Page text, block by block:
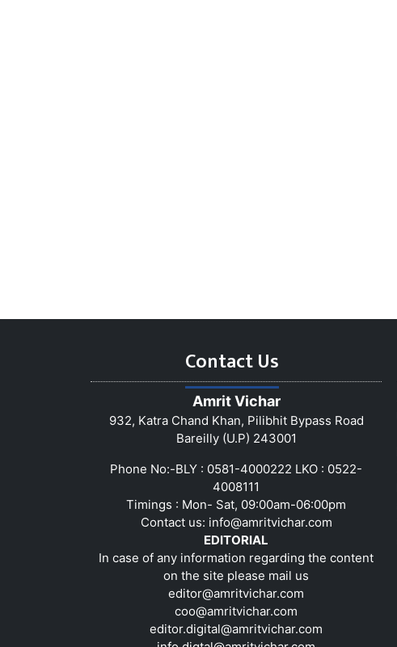
Contact Us
Amrit Vichar
932, Katra Chand Khan, Pilibhit Bypass Road
Bareilly (U.P) 243001
Phone No:-BLY : 0581-4000222 LKO : 0522-
4008111
Timings : Mon- Sat, 09:00am-06:00pm
Contact us: info@amritvichar.com
EDITORIAL
In case of any information regarding the content
on the site please mail us
editor@amritvichar.com
coo@amritvichar.com
editor.digital@amritvichar.com